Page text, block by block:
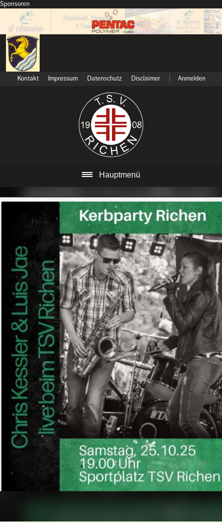
Sponsoren
Kontakt Impressum Datenschutz Disclaimer Anmelden
Hauptmenü